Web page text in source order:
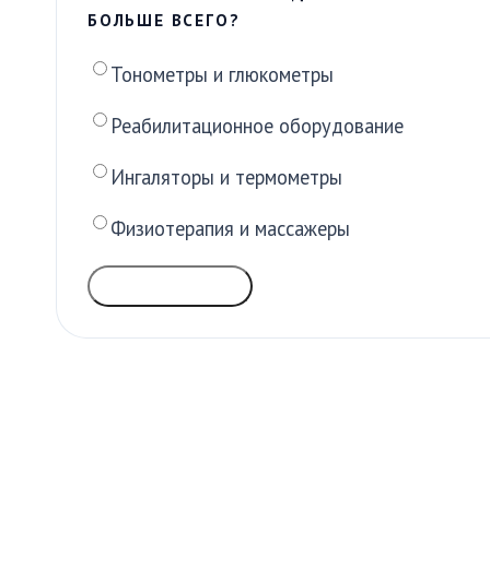
БОЛЬШЕ ВСЕГО?
Тонометры и глюкометры
Реабилитационное оборудование
Ингаляторы и термометры
Физиотерапия и массажеры